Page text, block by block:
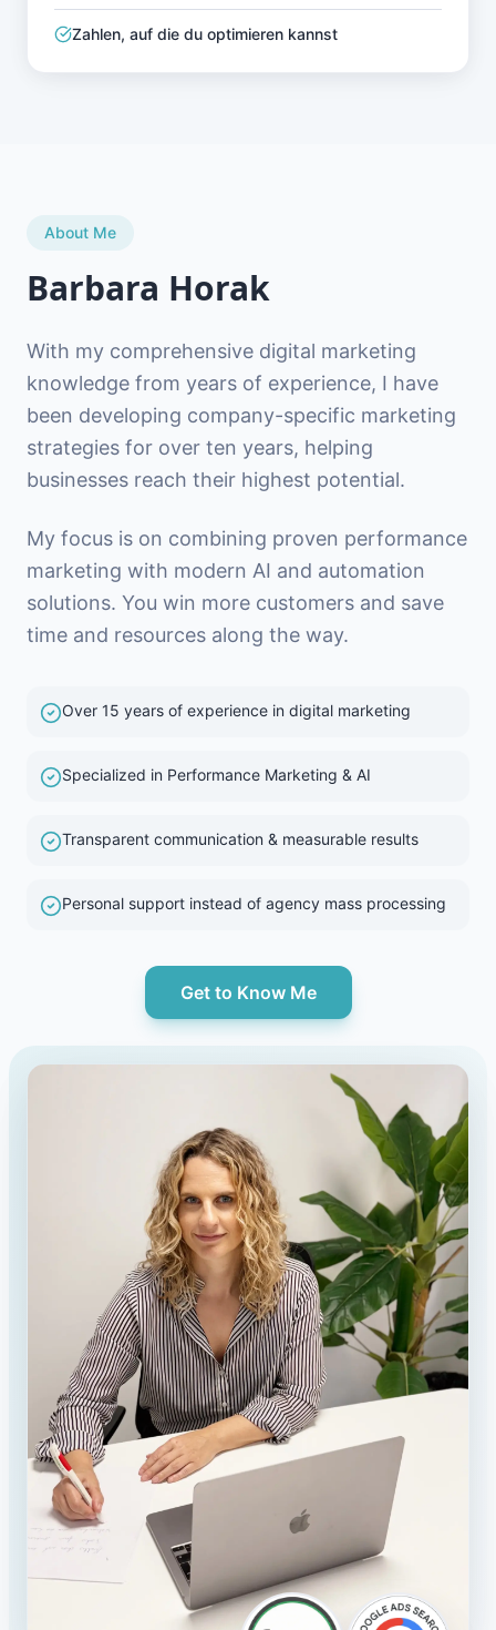
Zahlen, auf die du optimieren kannst
About Me
Barbara Horak
With my comprehensive digital marketing
knowledge from years of experience, I have
been developing company-specific marketing
strategies for over ten years, helping
businesses reach their highest potential.
My focus is on combining proven performance
marketing with modern AI and automation
solutions. You win more customers and save
time and resources along the way.
Over 15 years of experience in digital marketing
Specialized in Performance Marketing & AI
Transparent communication & measurable results
Personal support instead of agency mass processing
Get to Know Me